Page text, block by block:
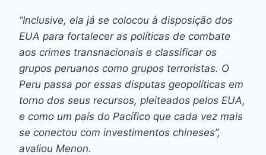
“Inclusive, ela já se colocou à disposição dos
EUA para fortalecer as políticas de combate
aos crimes transnacionais e classificar os
grupos peruanos como grupos terroristas. O
Peru passa por essas disputas geopolíticas em
torno dos seus recursos, pleiteados pelos EUA,
e como um país do Pacífico que cada vez mais
se conectou com investimentos chineses”,
avaliou Menon.